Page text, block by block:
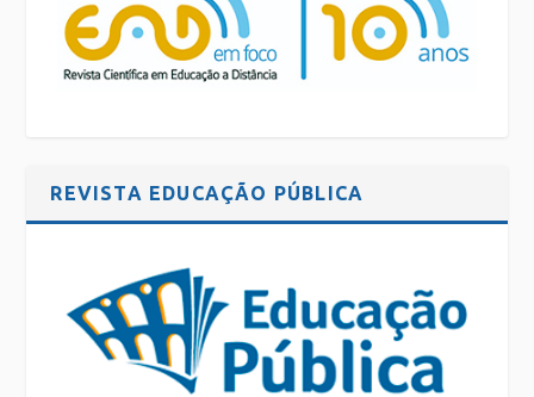
REVISTA EDUCAÇÃO PÚBLICA